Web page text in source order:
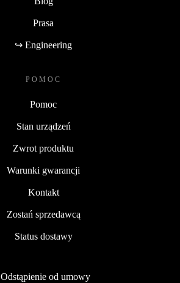
Prasa
↪ Engineering
POMOC
Pomoc
Stan urządzeń
Zwrot produktu
Warunki gwarancji
Kontakt
Zostań sprzedawcą
Status dostawy
Odstąpienie od umowy